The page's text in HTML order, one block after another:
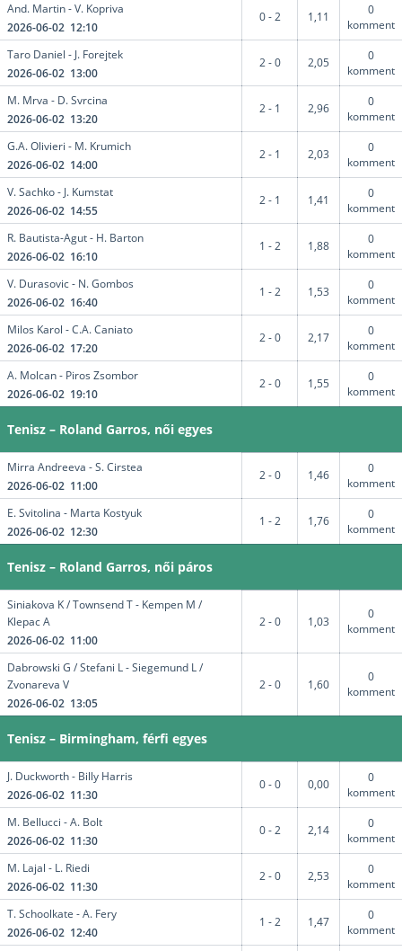
And. Martin - V. Kopriva
2026-06-02 12:10
0 - 2 1,11
0
komment
Taro Daniel - J. Forejtek
2026-06-02 13:00
2 - 0 2,05
0
komment
M. Mrva - D. Svrcina
2026-06-02 13:20
2 - 1 2,96
0
komment
G.A. Olivieri - M. Krumich
2026-06-02 14:00
2 - 1 2,03
0
komment
V. Sachko - J. Kumstat
2026-06-02 14:55
2 - 1 1,41
0
komment
R. Bautista-Agut - H. Barton
2026-06-02 16:10
1 - 2 1,88
0
komment
V. Durasovic - N. Gombos
2026-06-02 16:40
1 - 2 1,53
0
komment
Milos Karol - C.A. Caniato
2026-06-02 17:20
2 - 0 2,17
0
komment
A. Molcan - Piros Zsombor
2026-06-02 19:10
2 - 0 1,55
0
komment
Tenisz – Roland Garros, női egyes
Mirra Andreeva - S. Cirstea
2026-06-02 11:00
2 - 0 1,46
0
komment
E. Svitolina - Marta Kostyuk
2026-06-02 12:30
1 - 2 1,76
0
komment
Tenisz – Roland Garros, női páros
Siniakova K / Townsend T - Kempen M /
Klepac A
2026-06-02 11:00
2 - 0 1,03
0
komment
Dabrowski G / Stefani L - Siegemund L /
Zvonareva V
2026-06-02 13:05
2 - 0 1,60
0
komment
Tenisz – Birmingham, férfi egyes
J. Duckworth - Billy Harris
2026-06-02 11:30
0 - 0 0,00
0
komment
M. Bellucci - A. Bolt
2026-06-02 11:30
0 - 2 2,14
0
komment
M. Lajal - L. Riedi
2026-06-02 11:30
2 - 0 2,53
0
komment
T. Schoolkate - A. Fery
2026-06-02 12:40
1 - 2 1,47
0
komment